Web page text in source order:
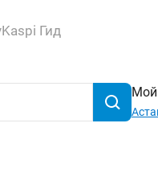
Kaspi Гид
Мой